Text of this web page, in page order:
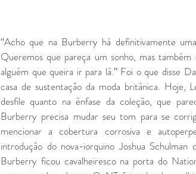
“Acho que na Burberry há definitivamente
Queremos que pareça um sonho, mas
alguém que queira ir para lá.” Foi o que disse
casa de sustentação da moda britânica. Hoje,
desfile quanto na ênfase da coleção, que
Burberry precisa mudar seu tom para se
mencionar a cobertura corrosiva e
introdução do nova-iorquino Joshua
Burberry ficou cavalheiresco na porta do